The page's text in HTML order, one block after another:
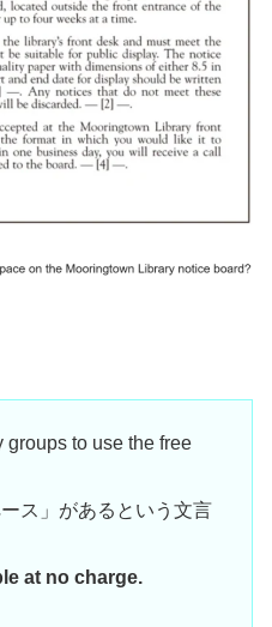
to use the free
ス」があるという文言
at no charge.